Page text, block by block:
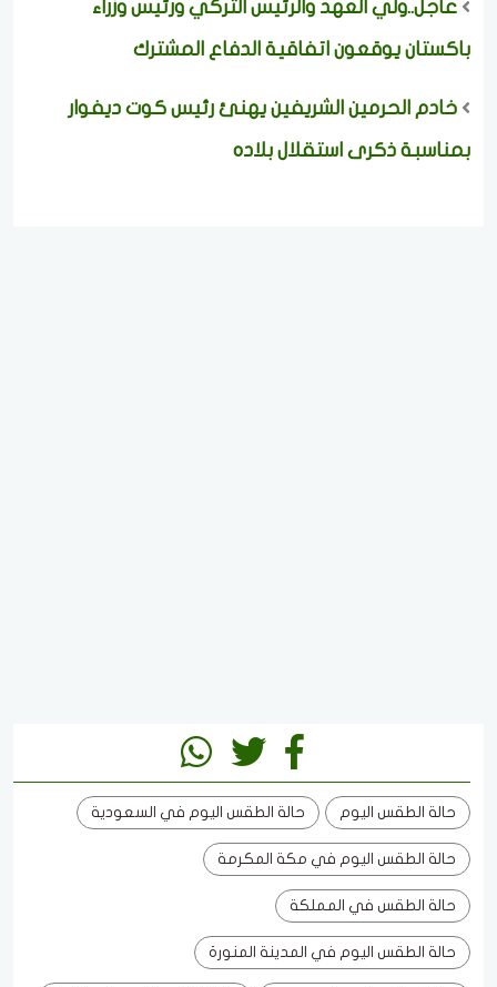
عاجل..ولي العهد والرئيس التركي ورئيس وزراء
باكستان يوقعون اتفاقية الدفاع المشترك
خادم الحرمين الشريفين يهنئ رئيس كوت ديفوار
بمناسبة ذكرى استقلال بلاده
حالة الطقس اليوم حالة الطقس اليوم في السعودية
حالة الطقس اليوم في مكة المكرمة
حالة الطقس في المملكة
حالة الطقس اليوم في المدينة المنورة